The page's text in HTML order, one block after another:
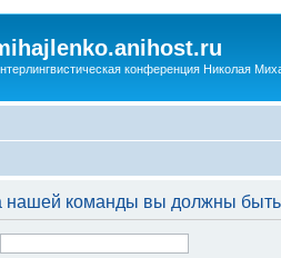
конференция Николая
нашей команды вы должны